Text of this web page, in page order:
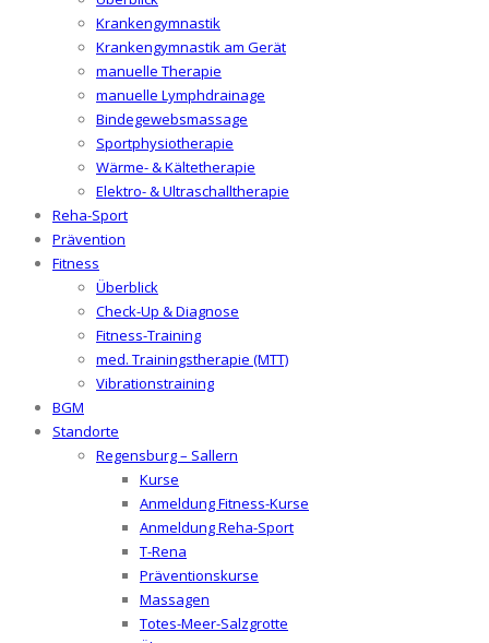
Krankengymnastik
Krankengymnastik am Gerät
manuelle Therapie
manuelle Lymphdrainage
Bindegewebsmassage
Sportphysiotherapie
Wärme- & Kältetherapie
Elektro- & Ultraschalltherapie
Reha-Sport
Prävention
Fitness
Überblick
Check-Up & Diagnose
Fitness-Training
med. Trainingstherapie (MTT)
Vibrationstraining
BGM
Standorte
Regensburg – Sallern
Kurse
Anmeldung Fitness-Kurse
Anmeldung Reha-Sport
T-Rena
Präventionskurse
Massagen
Totes-Meer-Salzgrotte